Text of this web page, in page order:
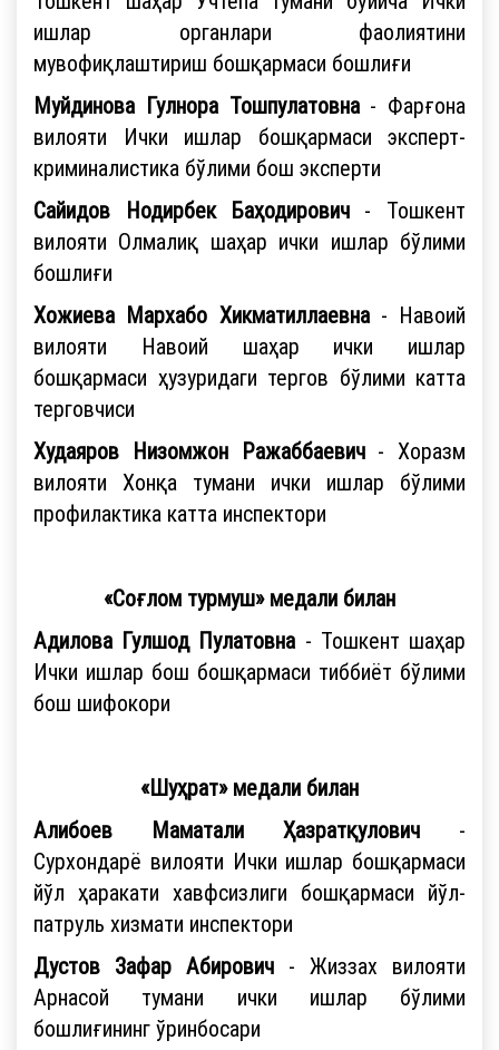
ишлар органлари фаолиятини
мувофиқлаштириш бошқармаси бошлиғи
Муйдинова Гулнора Тошпулатовна- Фарғона
вилояти Ички ишлар бошқармаси эксперт-
криминалистика бўлими бош эксперти
Сайидов Нодирбек Баҳодирович- Тошкент
вилояти Олмалиқ шаҳар ички ишлар бўлими
бошлиғи
Хожиева Мархабо Хикматиллаевна- Навоий
вилояти Навоий шаҳар ички ишлар
бошқармаси ҳузуридаги тергов бўлими катта
терговчиси
Худаяров Низомжон Ражаббаевич- Хоразм
вилояти Хонқа тумани ички ишлар бўлими
профилактика катта инспектори
«Соғлом турмуш» медали билан
Адилова Гулшод Пулатовна- Тошкент шаҳар
Ички ишлар бош бошқармаси тиббиёт бўлими
бош шифокори
«Шуҳрат» медали билан
Алибоев Маматали Ҳазратқулович -
Сурхондарё вилояти Ички ишлар бошқармаси
йўл ҳаракати хавфсизлиги бошқармаси йўл-
патруль хизмати инспектори
Дустов Зафар Абирович - Жиззах вилояти
Арнасой тумани ички ишлар бўлими
бошлиғининг ўринбосари